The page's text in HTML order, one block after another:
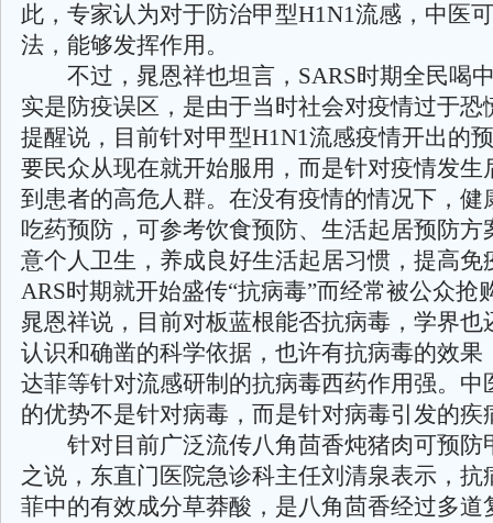
此，专家认为对于防治甲型H1N1流感，中医
法，能够发挥作用。
不过，晁恩祥也坦言，SARS时期全民喝
实是防疫误区，是由于当时社会对疫情过于恐
提醒说，目前针对甲型H1N1流感疫情开出的
要民众从现在就开始服用，而是针对疫情发生
到患者的高危人群。在没有疫情的情况下，健
吃药预防，可参考饮食预防、生活起居预防方
意个人卫生，养成良好生活起居习惯，提高免
ARS时期就开始盛传“抗病毒”而经常被公众抢
晁恩祥说，目前对板蓝根能否抗病毒，学界也
认识和确凿的科学依据，也许有抗病毒的效果
达菲等针对流感研制的抗病毒西药作用强。中
的优势不是针对病毒，而是针对病毒引发的疾
针对目前广泛流传八角茴香炖猪肉可预防
之说，东直门医院急诊科主任刘清泉表示，抗
菲中的有效成分草莽酸，是八角茴香经过多道